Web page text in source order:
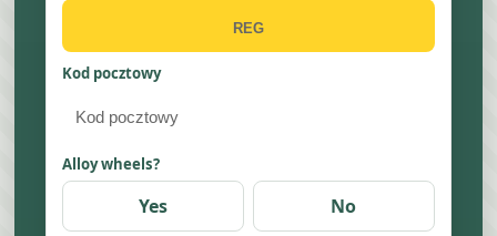
Kod pocztowy
Alloy wheels?
Yes No